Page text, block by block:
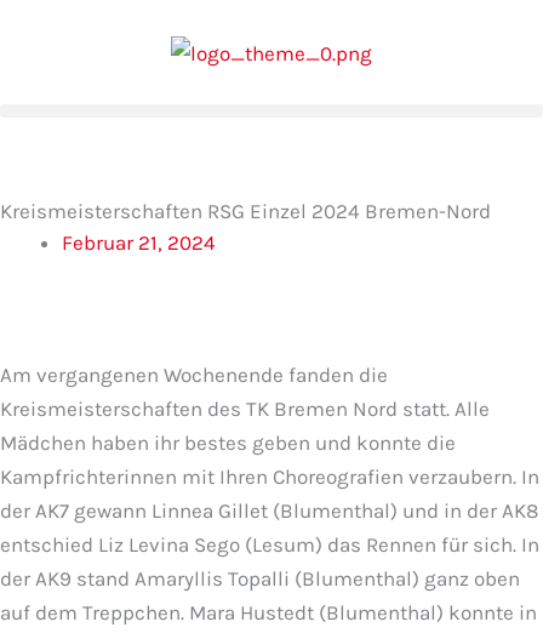
Kreismeisterschaften RSG Einzel 2024 Bremen-Nord
Februar 21, 2024
Am vergangenen Wochenende fanden die
Kreismeisterschaften des TK Bremen Nord statt. Alle
Mädchen haben ihr bestes geben und konnte die
Kampfrichterinnen mit Ihren Choreografien verzaubern. In
der AK7 gewann Linnea Gillet (Blumenthal) und in der AK8
entschied Liz Levina Sego (Lesum) das Rennen für sich. In
der AK9 stand Amaryllis Topalli (Blumenthal) ganz oben
auf dem Treppchen. Mara Hustedt (Blumenthal) konnte in